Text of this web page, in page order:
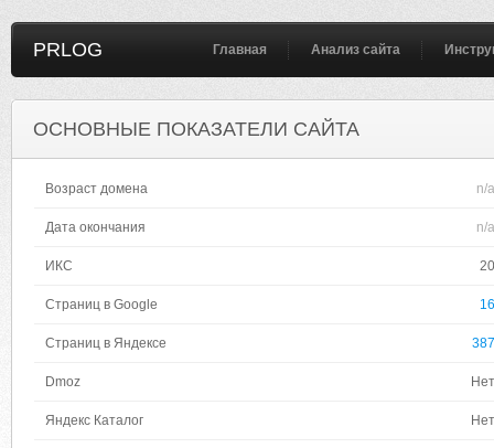
PRLOG Главная Анализ сайта
ОСНОВНЫЕ ПОКАЗАТЕЛИ САЙТА
Возраст домена n/a
Дата окончания n/a
ИКС 20
Страниц в Google 16
Страниц в Яндексе 387
Dmoz Нет
Яндекс Каталог Нет